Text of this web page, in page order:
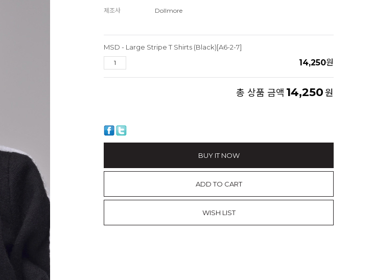
제조사
Dollmore
MSD - Large Stripe T Shirts (Black)[A6-2-7]
14,250원
총 상품 금액 14,250원
BUY IT NOW
ADD TO CART
WISH LIST